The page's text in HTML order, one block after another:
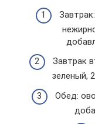
Завтрак
зеленый,
Обед: